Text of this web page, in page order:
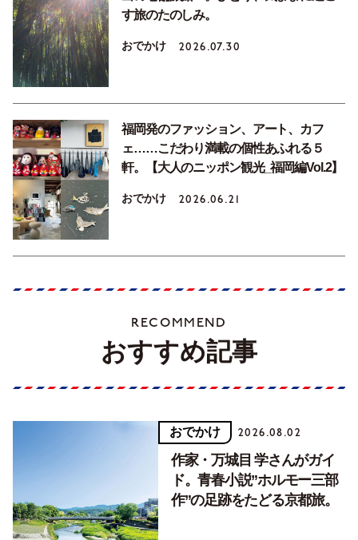
す旅のたのしみ。
おでかけ 2026.07.30
福岡発のファッション、アート、カフ
ェ……こだわり満載の個性あふれる５
軒。【大人のニッポン観光_福岡編Vol.2】
おでかけ 2026.06.21
RECOMMEND
おすすめ記事
おでかけ 2026.08.02
作家・万城目 学さんがガイ
ド。青春小説”ホルモー三部
作”の足跡をたどる京都旅。